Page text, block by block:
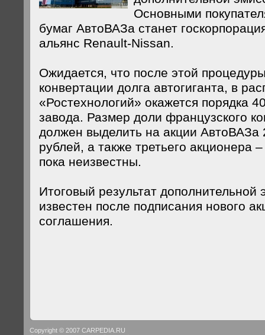
Основными
бумаг АвтоВАЗа станет
альянс Renault-Nissan.
Ожидается, что после этой
конвертации долга автогиганта, в
«Ростехнологий» окажется порядка
завода. Размер доли французского
должен выделить на акции АвтоВАЗа
рублей, а также третьего акционера
пока неизвестны.
Итоговый результат дополнительной
известен после подписания нового
соглашения.
Copyright © 2007 CARPEDIA.RU